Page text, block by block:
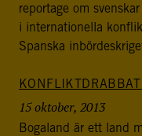
reportage om
i internationella
Spanska
15 oktober, 2013
Bogaland är ett land